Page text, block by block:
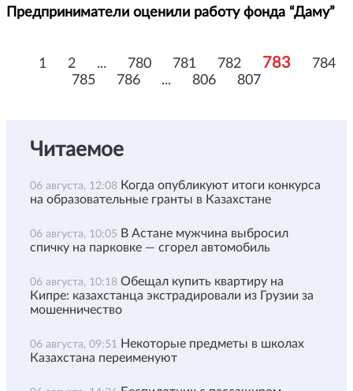
Предприниматели оценили работу фонда “Даму”
1 2 ... 780 781 782 783
784
785
786 ... 806 807
Читаемое
06 августа, 12:08 Когда опубликуют итоги конкурса
на образовательные гранты в Казахстане
06 августа, 10:05 В Астане мужчина выбросил
спичку на парковке — сгорел автомобиль
06 августа, 10:18 Обещал купить квартиру на
Кипре: казахстанца экстрадировали из Грузии за
мошенничество
06 августа, 09:51
Некоторые предметы в школах
Казахстана переименуют